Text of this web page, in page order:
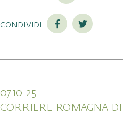
condividi
07.10.25
CORRIERE ROMAGNA